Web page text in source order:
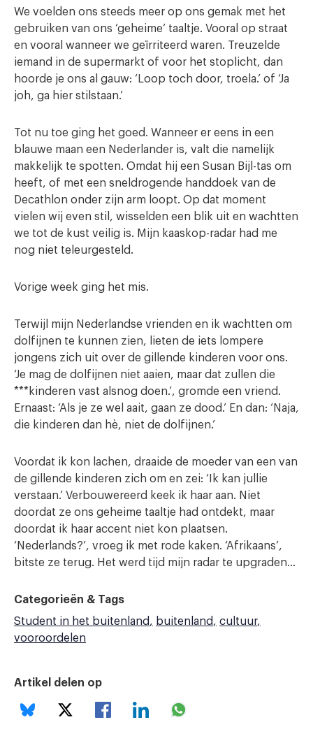
We voelden ons steeds meer op ons gemak met het
gebruiken van ons ‘geheime’ taaltje. Vooral op straat
en vooral wanneer we geïrriteerd waren. Treuzelde
iemand in de supermarkt of voor het stoplicht, dan
hoorde je ons al gauw: ‘Loop toch door, troela.’ of ‘Ja
joh, ga hier stilstaan.’
Tot nu toe ging het goed. Wanneer er eens in een
blauwe maan een Nederlander is, valt die namelijk
makkelijk te spotten. Omdat hij een Susan Bijl-tas om
heeft, of met een sneldrogende handdoek van de
Decathlon onder zijn arm loopt. Op dat moment
vielen wij even stil, wisselden een blik uit en wachtten
we tot de kust veilig is. Mijn kaaskop-radar had me
nog niet teleurgesteld.
Vorige week ging het mis.
Terwijl mijn Nederlandse vrienden en ik wachtten om
dolfijnen te kunnen zien, lieten de iets lompere
jongens zich uit over de gillende kinderen voor ons.
‘Je mag de dolfijnen niet aaien, maar dat zullen die
***kinderen vast alsnog doen.’, gromde een vriend.
Ernaast: ‘Als je ze wel aait, gaan ze dood.’ En dan: ‘Naja,
die kinderen dan hè, niet de dolfijnen.’
Voordat ik kon lachen, draaide de moeder van een van
de gillende kinderen zich om en zei: ‘Ik kan jullie
verstaan.’ Verbouwereerd keek ik haar aan. Niet
doordat ze ons geheime taaltje had ontdekt, maar
doordat ik haar accent niet kon plaatsen.
‘Nederlands?’, vroeg ik met rode kaken. ‘Afrikaans’,
bitste ze terug. Het werd tijd mijn radar te upgraden…
Categorieën & Tags
Student in het buitenland
buitenland
cultuur
vooroordelen
Artikel delen op